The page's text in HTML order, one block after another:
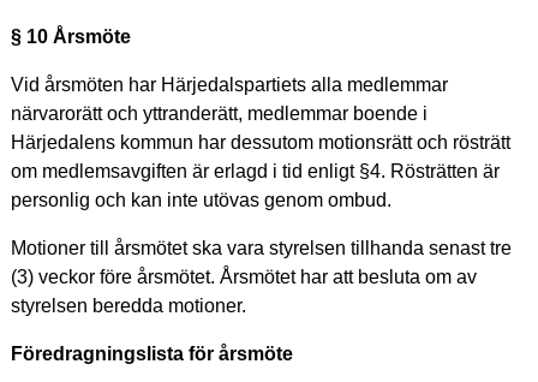
§ 10 Årsmöte
Vid årsmöten har Härjedalspartiets alla medlemmar
närvarorätt och yttranderätt, medlemmar boende i
Härjedalens kommun har dessutom motionsrätt och rösträtt
om medlemsavgiften är erlagd i tid enligt §4. Rösträtten är
personlig och kan inte utövas genom ombud.
Motioner till årsmötet ska vara styrelsen tillhanda senast tre
(3) veckor före årsmötet. Årsmötet har att besluta om av
styrelsen beredda motioner.
Föredragningslista för årsmöte